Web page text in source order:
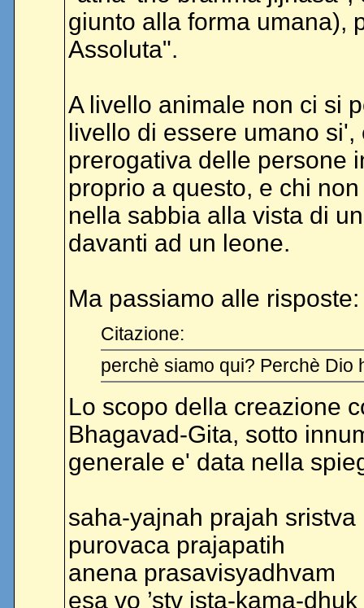
giunto alla forma umana),
Assoluta".
A livello animale non ci si
livello di essere umano
prerogativa delle persone
proprio a questo, e chi
nella sabbia alla vista di
davanti ad un leone.
Ma passiamo alle risposte:
Citazione:
perchè siamo qui? Perchè Dio
Lo scopo della creazione
Bhagavad-Gita, sotto
generale e' data nella
saha-yajnah prajah sristva
purovaca prajapatih
anena prasavisyadhvam
esa vo ’stv ista-kama-dhuk